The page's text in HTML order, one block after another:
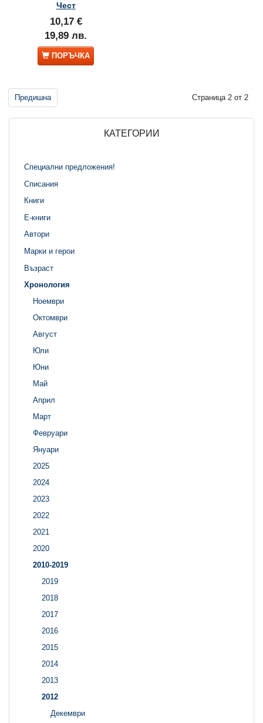
Чест
10,17 €
19,89 лв.
ПОРЪЧКА
Предишна Страница 2 от 2
КАТЕГОРИИ
Специални предложения!
Списания
Книги
Е-книги
Автори
Марки и герои
Възраст
Хронология
Ноември
Октомври
Август
Юли
Юни
Май
Април
Март
Февруари
Януари
2025
2024
2023
2022
2021
2020
2010-2019
2019
2018
2017
2016
2015
2014
2013
2012
Декември